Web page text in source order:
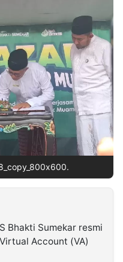
Bhakti Sumekar resmi
Account (VA)